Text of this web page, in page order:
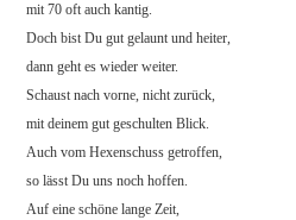
mit 70 oft auch kantig.
Doch bist Du gut gelaunt und heiter,
dann geht es wieder weiter.
Schaust nach vorne, nicht zurück,
mit deinem gut geschulten Blick.
Auch vom Hexenschuss getroffen,
so lässt Du uns noch hoffen.
Auf eine schöne lange Zeit,